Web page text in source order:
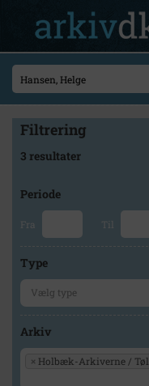
Filtrering
3 resultater
Periode
Fra Til
Type
Arkiv
× Holbæk-Arkiverne /